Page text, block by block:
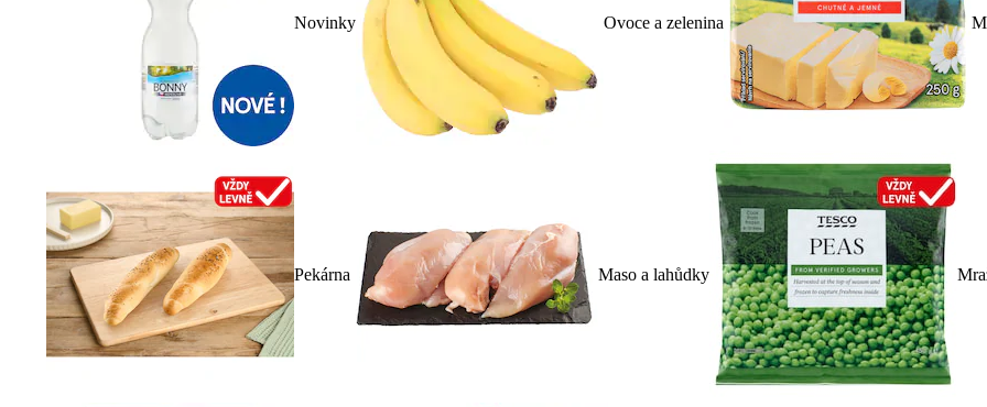
Novinky Ovoce a zelenina
Pekárna Maso a lahůdky